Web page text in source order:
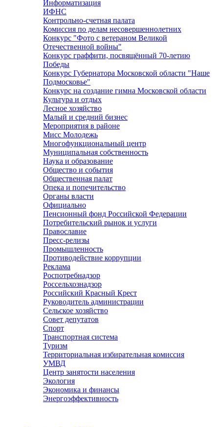
Информатизация
ИФНС
Контрольно-счетная палата
Комиссия по делам несовершеннолетних
Конкурс "Фото с ветераном Великой
Отечественной войны"
Конкурс граффити, посвящённый 70-летию
Победы
Конкурс Губернатора Московской области "Наше
Подмосковье"
Конкурс на создание гимна Московской области
Культура и отдых
Лесное хозяйство
Малый и средний бизнес
Мероприятия в районе
Мисс Молодежь
Многофункциональный центр
Муниципальная собственность
Наука и образование
Общество и события
Общественная палат
Опека и попечительство
Органы власти
Официально
Пенсионный фонд Российской Федерации
Потребительский рынок и услуги
Православие
Пресс-релизы
Промышленность
Противодействие коррупции
Реклама
Роспотребнадзор
Россельхознадзор
Российский Красный Крест
Руководитель администрации
Сельское хозяйство
Совет депутатов
Спорт
Транспортная система
Туризм
Территориальная избирательная комиссия
УМВД
Центр занятости населения
Экология
Экономика и финансы
Энергоэффективность